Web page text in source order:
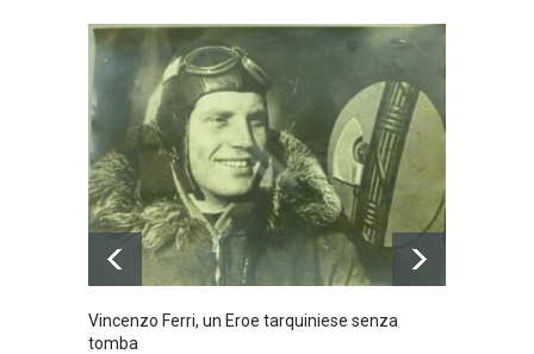
Vincenzo Ferri, un Eroe tarquiniese senza
tomba